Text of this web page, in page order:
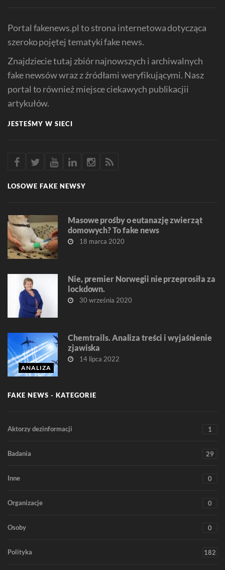
Portal fakenews.pl to strona internetowa dotycząca
szeroko pojętej tematyki fake news.
Znajdziecie tutaj zbiór najnowszych i archiwalnych
fake newsów wraz z źródłami weryfikującymi. Nasz
portal to również miejsce ciekawych publikacjii
artykułów.
JESTEŚMY W SIECI
LOSOWE FAKE NEWSY
Masowe prośby o eutanazję zwierząt
domowych? To fake news
18 marca 2020
Nie, premier Norwegii nie przeprosiła za
lockdown.
30 września 2020
ANALIZA
Chemtrails. Analiza treści i wyjaśnienie
zjawiska
14 lipca 2022
FAKE NEWS - KATEGORIE
Aktorzy dezinformacji 1
Badania 29
Inne 0
Organizacje 0
Osoby 0
Polityka 182